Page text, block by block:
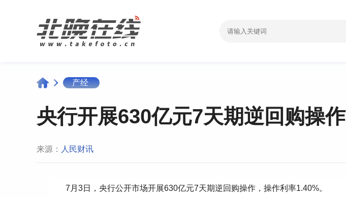
产经
央行开展630亿元7天期逆回购操作
来源： 人民财讯
7月3日，央行公开市场开展630亿元7天期逆回购操作，操作利率1.40%。